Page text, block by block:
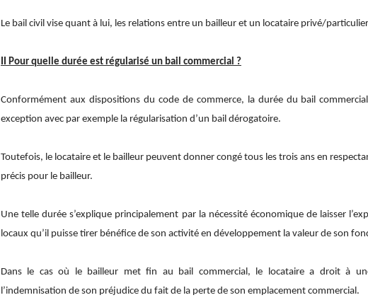
Le bail civil vise quant à lui, les relations entre un bailleur et un locataire privé/
II Pour quelle durée est régularisé un bail commercial ?
Conformément aux dispositions du code de commerce, la durée du bail
exception avec par exemple la régularisation d’un bail dérogatoire.
Toutefois, le locataire et le bailleur peuvent donner congé tous les trois ans en
précis pour le bailleur.
Une telle durée s’explique principalement par la nécessité économique de laisser
locaux qu’il puisse tirer bénéfice de son activité en développement la valeur de son
Dans le cas où le bailleur met fin au bail commercial, le locataire a droit à
l’indemnisation de son préjudice du fait de la perte de son emplacement commercial.